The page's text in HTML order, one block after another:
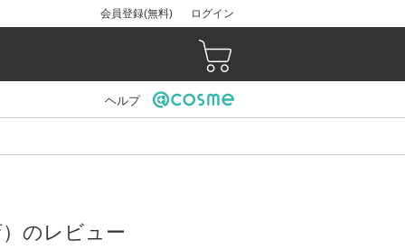
会員登録(無料) ログイン
ヘルプ
のレビュー